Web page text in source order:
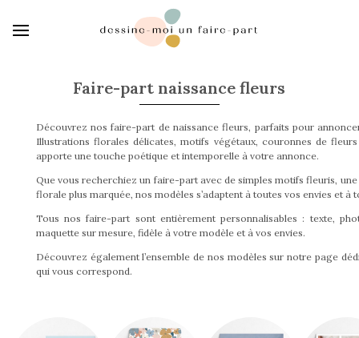
Faire-part naissance fleurs
Découvrez nos faire-part de naissance fleurs, parfaits pour
Illustrations florales délicates, motifs végétaux, couronnes de
apporte une touche poétique et intemporelle à votre annonce.
Que vous recherchiez un faire-part avec de simples motifs fleuris,
florale plus marquée, nos modèles s’adaptent à toutes vos envies et à
Tous nos faire-part sont entièrement personnalisables : texte,
maquette sur mesure, fidèle à votre modèle et à vos envies.
Découvrez également l’ensemble de nos modèles sur notre page
qui vous correspond.